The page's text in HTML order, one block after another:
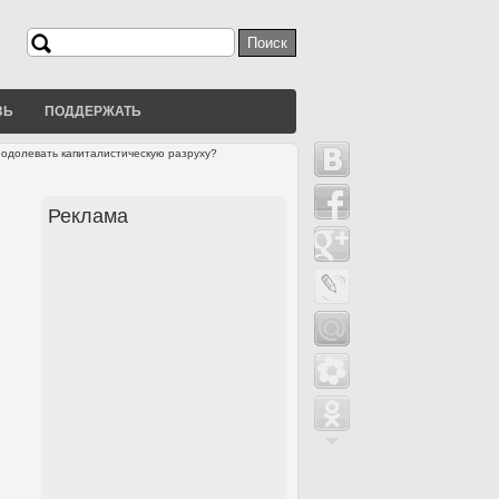
Форма поиска
Поиск
ПОДДЕРЖАТЬ
капиталистическую разруху?
Реклама